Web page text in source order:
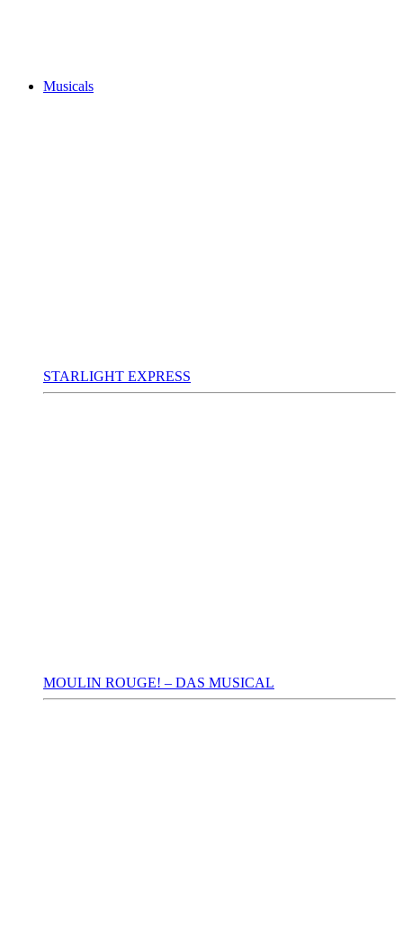
Musicals
STARLIGHT EXPRESS
MOULIN ROUGE! – DAS MUSICAL